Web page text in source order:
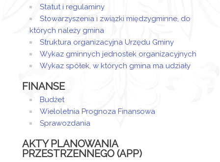
Dodane
załączniki
Zawiadomienie
2021
Statut i regulaminy
Stowarzyszenia i związki międzygminne, do
których należy gmina
Struktura organizacyjna Urzędu Gminy
Wykaz gminnych jednostek organizacyjnych
Wykaz spółek, w których gmina ma udziały
FINANSE
Budżet
Wieloletnia Prognoza Finansowa
Sprawozdania
AKTY PLANOWANIA
PRZESTRZENNEGO (APP)